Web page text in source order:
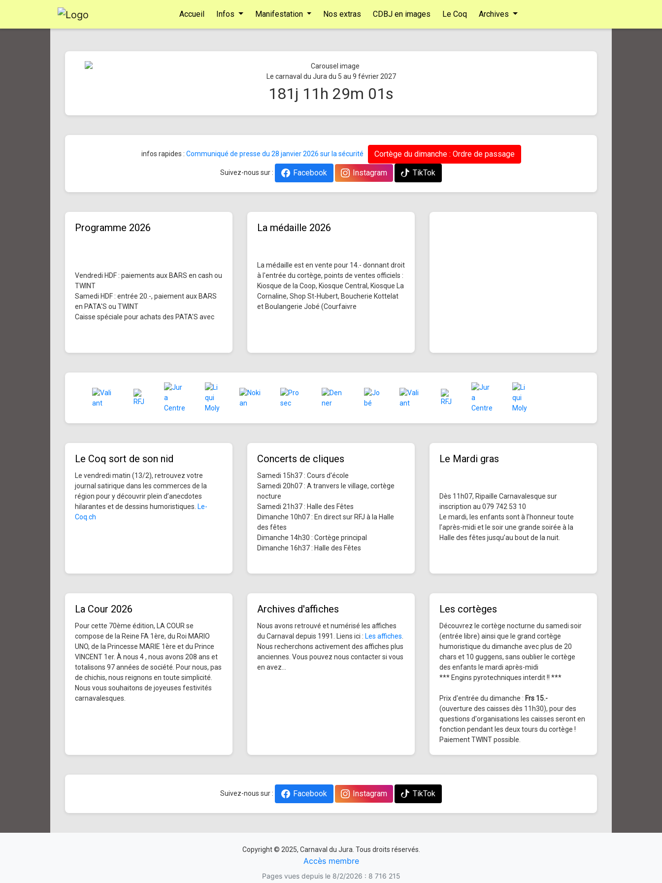
Accueil Infos Manifestation Nos extras CDBJ en images Le Coq Archives
Le carnaval du Jura du 5 au 9 février 2027
181 j 11 h 29m 00s
infos rapides : Communiqué de presse du 28 janvier 2026 sur la sécurité Cortège du dimanche : Ordre de passage
Suivez-nous sur : Facebook Instagram TikTok
Programme 2026
Vendredi HDF : paiements aux BARS en cash ou
TWINT
Samedi HDF : entrée 20.-, paiement aux BARS
en PATA'S ou TWINT
Caisse spéciale pour achats des PATA'S avec
La médaille 2026
La médaille est en vente pour 14.- donnant droit
à l'entrée du cortège, points de ventes officiels :
Kiosque de la Coop, Kiosque Central, Kiosque La
Cornaline, Shop St-Hubert, Boucherie Kottelat
et Boulangerie Jobé (Courfaivre
Le Coq sort de son nid
Le vendredi matin (13/2), retrouvez votre
journal satirique dans les commerces de la
région pour y découvrir plein d’anecdotes
hilarantes et de dessins humoristiques. Le-
Coq.ch
Concerts de cliques
Samedi 15h37 : Cours d'école
Samedi 20h07 : A tranvers le village, cortège
nocture
Samedi 21h37 : Halle des Fêtes
Dimanche 10h07 : En direct sur RFJ à la Halle
des fêtes
Dimanche 14h30 : Cortège principal
Dimanche 16h37 : Halle des Fêtes
Le Mardi gras
Dès 11h07, Ripaille Carnavalesque sur
inscription au 079 742 53 10
Le mardi, les enfants sont à l’honneur toute
l’après-midi et le soir une grande soirée à la
Halle des fêtes jusqu’au bout de la nuit.
La Cour 2026
Pour cette 70ème édition, LA COUR se
compose de la Reine FA 1ère, du Roi MARIO
UNO, de la Princesse MARIE 1ère et du Prince
VINCENT 1er. À nous 4 , nous avons 208 ans et
totalisons 97 années de société. Pour nous, pas
de chichis, nous reignons en toute simplicité.
Nous vous souhaitons de joyeuses festivités
carnavalesques.
Archives d'affiches
Nous avons retrouvé et numérisé les affiches
du Carnaval depuis 1991. Liens ici : Les affiches
Nous recherchons activement des affiches plus
anciennes. Vous pouvez nous contacter si vous
en avez...
Les cortèges
Découvrez le cortège nocturne du samedi soir
(entrée libre) ainsi que le grand cortège
humoristique du dimanche avec plus de 20
chars et 10 guggens, sans oublier le cortège
des enfants le mardi après-midi
*** Engins pyrotechniques interdit !! ***
Prix d'entrée du dimanche : Frs 15.-
(ouverture des caisses dès 11h30), pour des
questions d'organisations les caisses seront en
fonction pendant les deux tours du cortège !
Paiement TWINT possible.
Suivez-nous sur : Facebook Instagram TikTok
Copyright © 2025, Carnaval du Jura. Tous droits réservés.
Accès membre
Pages vues depuis le 8/2/2026 : 8 716 215